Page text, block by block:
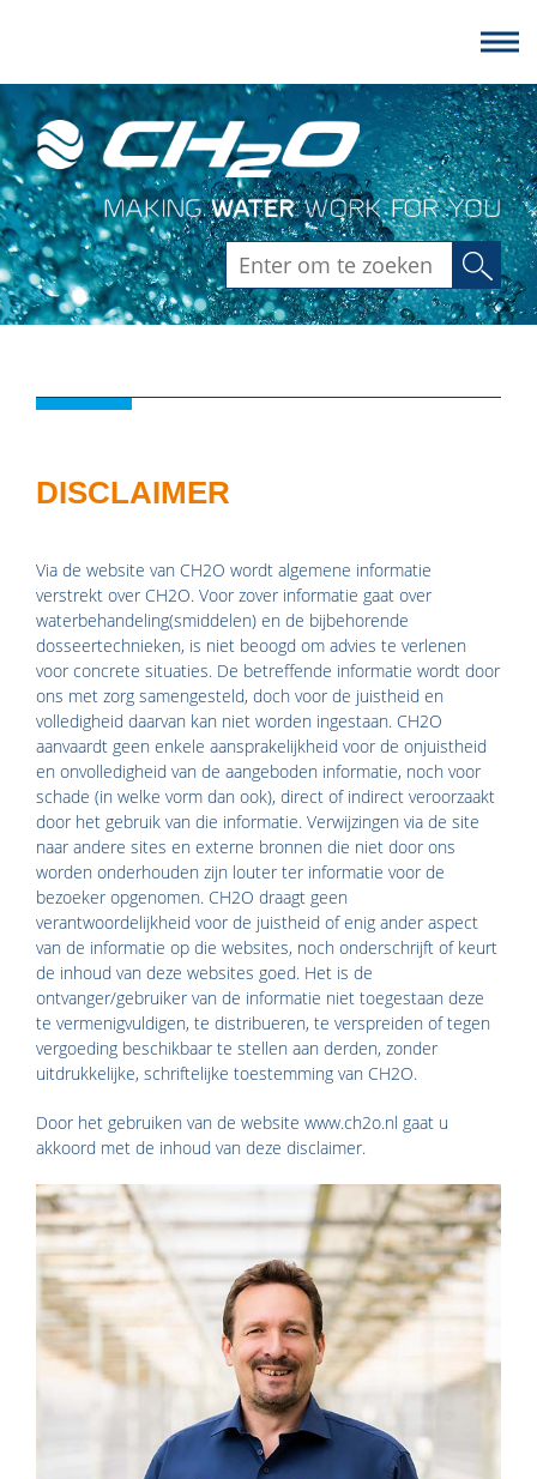
Zoeken
DISCLAIMER
Via de website van CH2O wordt algemene informatie
verstrekt over CH2O. Voor zover informatie gaat over
waterbehandeling(smiddelen) en de bijbehorende
dosseertechnieken, is niet beoogd om advies te verlenen
voor concrete situaties. De betreffende informatie wordt door
ons met zorg samengesteld, doch voor de juistheid en
volledigheid daarvan kan niet worden ingestaan. CH2O
aanvaardt geen enkele aansprakelijkheid voor de onjuistheid
en onvolledigheid van de aangeboden informatie, noch voor
schade (in welke vorm dan ook), direct of indirect veroorzaakt
door het gebruik van die informatie. Verwijzingen via de site
naar andere sites en externe bronnen die niet door ons
worden onderhouden zijn louter ter informatie voor de
bezoeker opgenomen. CH2O draagt geen
verantwoordelijkheid voor de juistheid of enig ander aspect
van de informatie op die websites, noch onderschrijft of keurt
de inhoud van deze websites goed. Het is de
ontvanger/gebruiker van de informatie niet toegestaan deze
te vermenigvuldigen, te distribueren, te verspreiden of tegen
vergoeding beschikbaar te stellen aan derden, zonder
uitdrukkelijke, schriftelijke toestemming van CH2O.
Door het gebruiken van de website www.ch2o.nl gaat u
akkoord met de inhoud van deze disclaimer.